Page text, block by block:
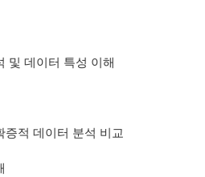
및 데이터 특성 이해
적 데이터 분석 비교